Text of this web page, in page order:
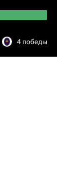
4 победы